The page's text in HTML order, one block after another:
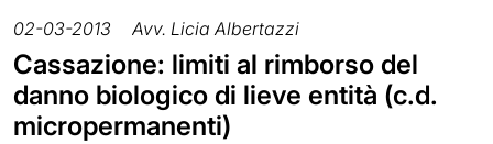
02-03-2013 Avv. Licia Albertazzi
Cassazione: limiti al rimborso del
danno biologico di lieve entità (c.d.
micropermanenti)